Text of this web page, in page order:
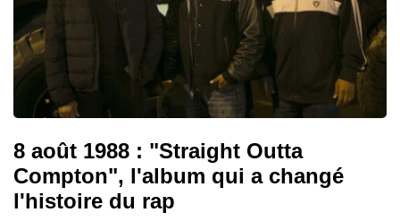
8 août 1988 : "Straight Outta
Compton", l'album qui a changé
l'histoire du rap